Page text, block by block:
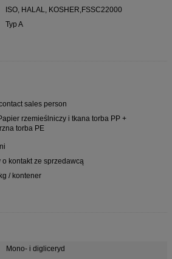
ISO, HALAL, KOSHER,FSSC22000
Typ A
sales person
rzemieślniczy i tkana torba PP +
torba PE
o kontakt ze sprzedawcą
/ kontener
Mono- i digliceryd